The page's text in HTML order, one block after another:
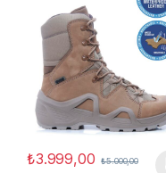
₺3.999,00 ₺5.000,00